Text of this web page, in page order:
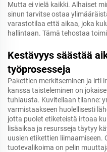
Mutta ei vielä kaikki. Alhaiset
sinun tarvitse ostaa
varastotilaa että aikaa, joka
hallintaan. Tämä tehostaa
Kestävyys säästää
työprosesseja
Pakettien merkitseminen ja irti
kanssa taisteleminen on
tuhlausta. Kuvitellaan tilanne:
varmistaakseen huolellisesti
jotta puolet etiketeistä irtoaa
lisäaikaa ja resursseja täytyy
uusien etikettien liimaamiseen.
tuotevalikoima on pelin